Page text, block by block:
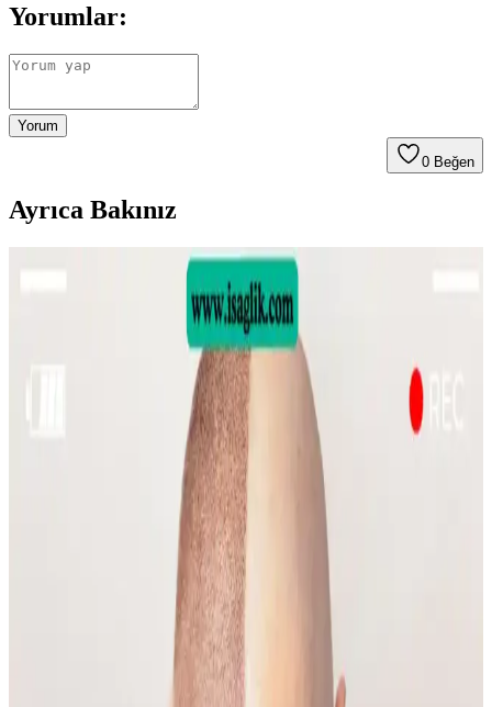
Yorumlar:
Yorum
0 Beğen
Ayrıca Bakınız
Sülfür Sabunu ile Sırt Aknesi Tedavisi: Etkiler,
Kullanım ve Öneriler
Sülfür sabunu, özellikle mantar kaynaklı sırt aknesinde etkili bir
tedavi seçeneği olarak öne çıkıyor. Kullanım sıklığı ve nemlendirme
önerileri ile cilt sağlığı korunmalı.
Emface Cilt Tedavisi: Yüz Hatları, Yaşlanma ve Cilt
Sağlığı Üzerine Analiz
Emface tedavisi yüz hatlarını belirginleştirirken, bazı kullanıcılar
ciltte hızlı yaşlanma belirtileri gözlemlemektedir. Tedavi etkileri,
yaşlanma ve yaşam tarzı faktörleriyle şekillenmektedir.
Gelin Makyajında Doğallık ve Kalıcılık İçin Temel
İpuçları ve Teknikler
Gelin makyajında doğal görünüm ile profesyonel fotoğraflarda
belirginlik dengelenmeli. Kaş, göz, allık, highlighter ve dudak
uygulamalarında doğru renk ve teknikler kullanılmalı, makyaj